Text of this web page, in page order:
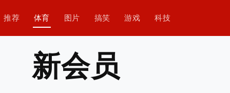
推荐 体育 图片 搞笑 游戏 科技
新会员